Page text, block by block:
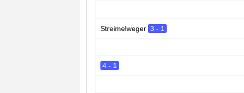
Streimelweger 3 - 1
4 - 1